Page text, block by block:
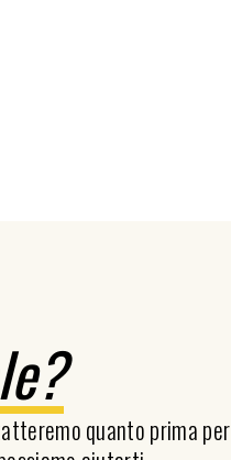
quanto prima per